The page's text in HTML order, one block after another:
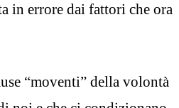
in errore dai fattori che ora
“moventi” della volontà